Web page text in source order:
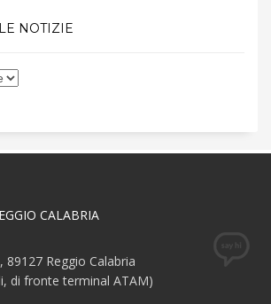
NOTIZIE
CALABRIA
89127 Reggio Calabria
di fronte terminal ATAM)